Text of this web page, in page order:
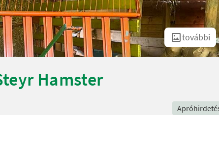
további
Hamster